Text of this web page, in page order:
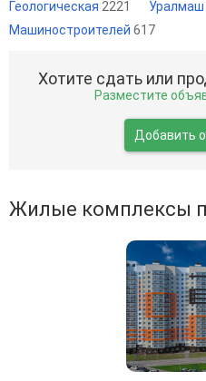
Геологическая 2221 Уралмаш
Машиностроителей 617
Хотите сдать или
Разместите
Добавить
Жилые комплексы